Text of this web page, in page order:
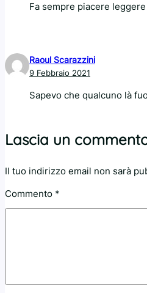
Fa sempre piacere
Raoul Scarazzini
9 Febbraio 2021
Sapevo che qualcuno là
Lascia un
Il tuo indirizzo email non sarà
Commento *